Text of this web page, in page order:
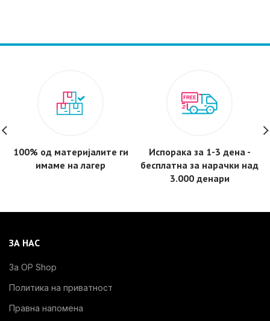
100% од материјалите ги
имаме на лагер
Испорака за 1-3 дена -
бесплатнa за нарачки над
3.000 денари
ЗА НАС
За OP Shop
Политика на приватност
Правна напомена